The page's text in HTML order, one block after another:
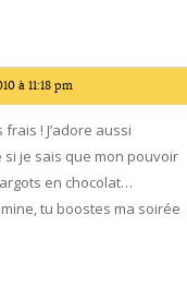
à 11:18 pm
! J’adore aussi
si je sais que mon pouvoir
en chocolat…
tu boostes ma soirée